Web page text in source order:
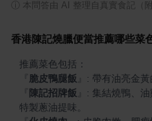
本問答由 AI 整理自真實食記（
香港陳記燒臘便當推薦哪些菜
脆皮鴨腿飯
陳記招牌飯
: 集結燒鴨、